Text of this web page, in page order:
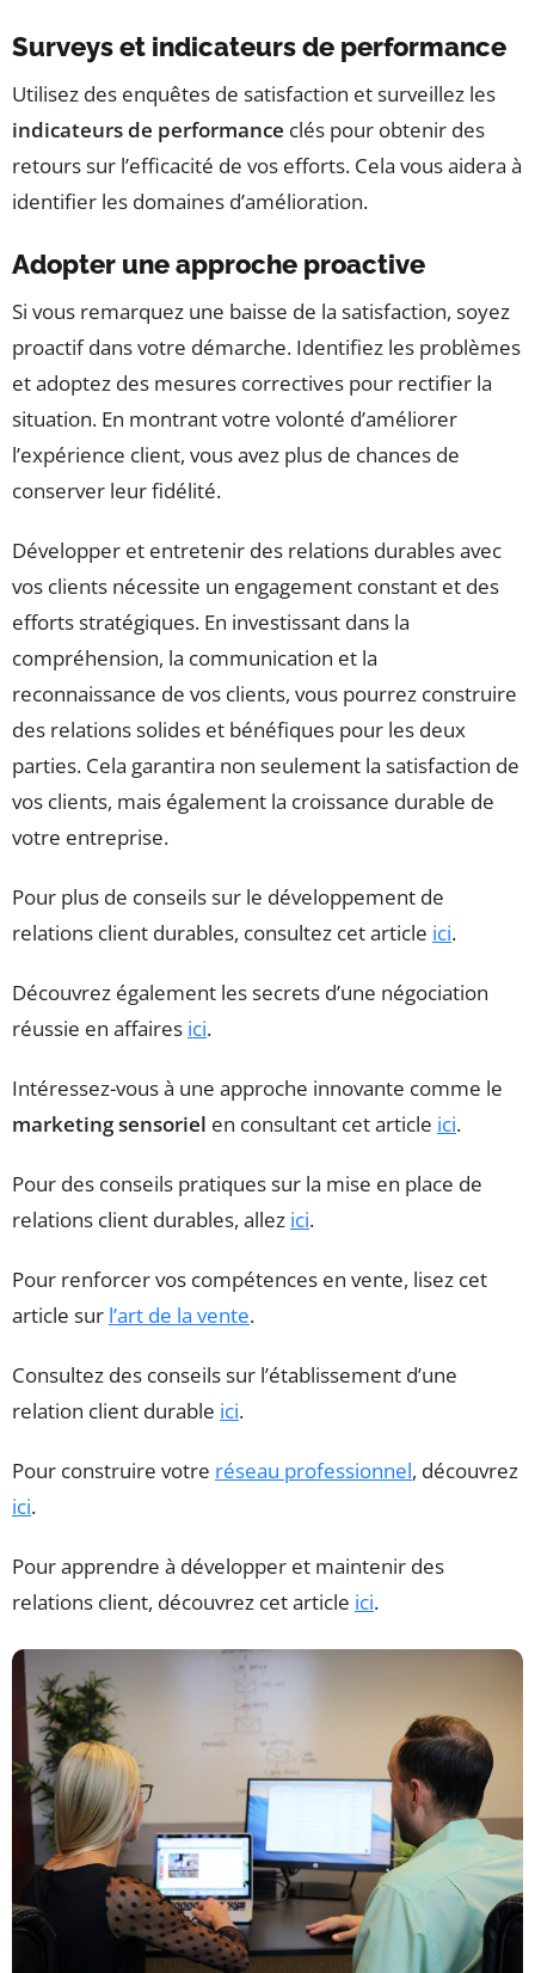
Surveys et indicateurs de performance
Utilisez des enquêtes de satisfaction et surveillez les
indicateurs de performance clés pour obtenir des
retours sur l’efficacité de vos efforts. Cela vous aidera à
identifier les domaines d’amélioration.
Adopter une approche proactive
Si vous remarquez une baisse de la satisfaction, soyez
proactif dans votre démarche. Identifiez les problèmes
et adoptez des mesures correctives pour rectifier la
situation. En montrant votre volonté d’améliorer
l’expérience client, vous avez plus de chances de
conserver leur fidélité.
Développer et entretenir des relations durables avec
vos clients nécessite un engagement constant et des
efforts stratégiques. En investissant dans la
compréhension, la communication et la
reconnaissance de vos clients, vous pourrez construire
des relations solides et bénéfiques pour les deux
parties. Cela garantira non seulement la satisfaction de
vos clients, mais également la croissance durable de
votre entreprise.
Pour plus de conseils sur le développement de
relations client durables, consultez cet article ici.
Découvrez également les secrets d’une négociation
réussie en affaires ici.
Intéressez-vous à une approche innovante comme le
marketing sensoriel en consultant cet article ici.
Pour des conseils pratiques sur la mise en place de
relations client durables, allez ici.
Pour renforcer vos compétences en vente, lisez cet
article sur l’art de la vente.
Consultez des conseils sur l’établissement d’une
relation client durable ici.
Pour construire votre réseau professionnel, découvrez
ici.
Pour apprendre à développer et maintenir des
relations client, découvrez cet article ici.